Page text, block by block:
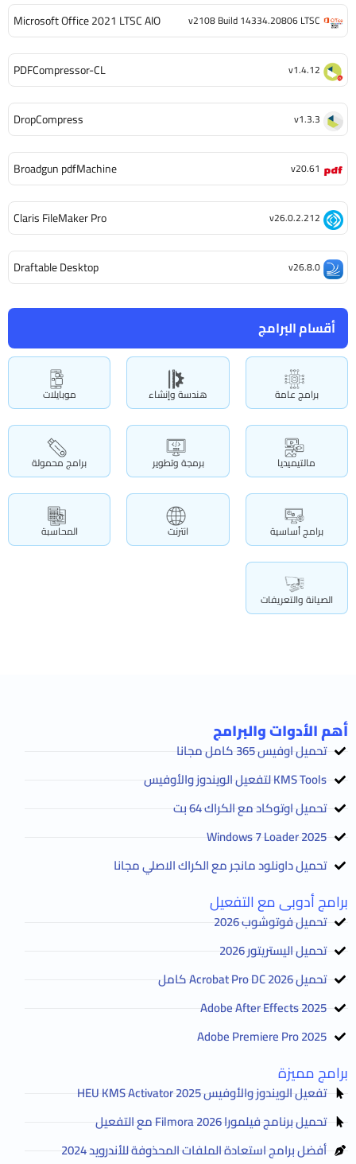
أقسام البرامج
برامج عامة هندسة وإنشاء موبايلات
مالتيميديا برمجة وتطوير برامج محمولة
برامج أساسية انترنت المحاسبة
الصيانة والتعريفات
Microsoft Office 2021 LTSC AIO v2108 Build 14334.20806 LTSC
PDFCompressor-CL v1.4.12
DropCompress v1.3.3
Broadgun pdfMachine v20.61
Claris FileMaker Pro v26.0.2.212
Draftable Desktop v26.8.0
أهم الأدوات والبرامج
تحميل اوفيس 365 كامل مجانا
KMS Tools لتفعيل الويندوز والأوفيس
تحميل اوتوكاد مع الكراك 64 بت
2025 Windows 7 Loader
تحميل داونلود مانجر مع الكراك الاصلي مجانا
برامج أدوبى مع التفعيل
تحميل فوتوشوب 2026
تحميل اليستريتور 2026
تحميل Acrobat Pro DC 2026 كامل
Adobe After Effects 2025
Adobe Premiere Pro 2025
برامج مميزة
تفعيل الويندوز والأوفيس HEU KMS Activator 2025
تحميل برنامج فيلمورا Filmora 2026 مع التفعيل
أفضل برامج استعادة الملفات المحذوفة للأندرويد 2024